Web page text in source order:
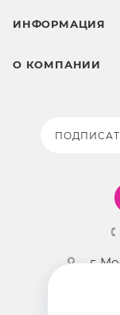
ИНФОРМАЦИЯ
О КОМПАНИИ
г.